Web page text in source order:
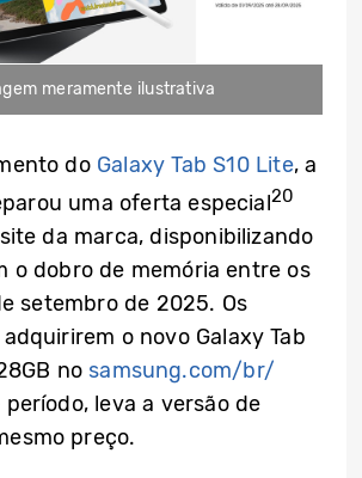
meramente ilustrativa
do Galaxy Tab S10 Lite, a
uma oferta especial20
da marca, disponibilizando
o dobro de memória entre os
setembro de 2025. Os
o novo Galaxy Tab
no samsung.com/br/
leva a versão de
preço.